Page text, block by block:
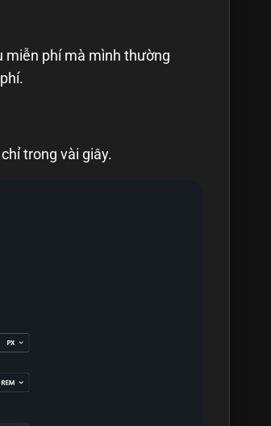
miễn phí mà mình thường
trong vài giây.